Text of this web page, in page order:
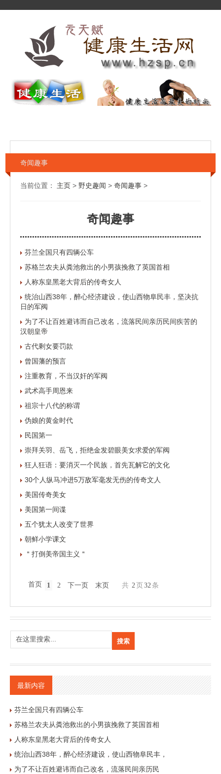
奇闻趣事
当前位置： 主页 > 野史趣闻 > 奇闻趣事 >
奇闻趣事
芬兰全国只有四辆公车
苏格兰农夫从粪池救出的小男孩挽救了英国首相
人称东皇黑老大背后的传奇女人
统治山西38年，醉心经济建设，使山西物阜民丰，坚决抗
日的军阀
为了不让百姓避讳而自己改名，流落民间亲历民间疾苦的
汉朝皇帝
古代剩女要罚款
曾国藩的预言
注重教育，不当汉奸的军阀
武术高手周恩来
祖宗十八代的称谓
伪娘的黄金时代
民国第一
崇拜关羽、岳飞，拒绝金发碧眼美女求爱的军阀
狂人狂语：要消灭一个民族，首先瓦解它的文化
30个人纵马冲进5万敌军毫发无伤的传奇文人
美国传奇美女
美国第一间谍
五个犹太人改变了世界
朝鲜小学课文
＂打倒美帝国主义＂
首页 1 2 下一页 末页 共 2 页 32 条
最新内容
芬兰全国只有四辆公车
苏格兰农夫从粪池救出的小男孩挽救了英国首相
人称东皇黑老大背后的传奇女人
统治山西38年，醉心经济建设，使山西物阜民丰，
为了不让百姓避讳而自己改名，流落民间亲历民